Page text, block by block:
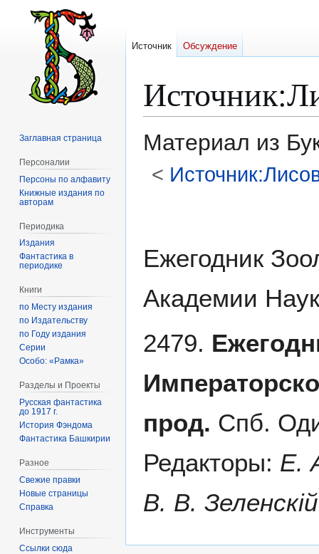
Источник:
Материал из
<
Ежегодник
Академии Наук
2479.
прод. Спб.
Редакторы: Е.
В. В. Зеленскій
Источник Обсуждение
Заглавная страница
Персоналии
Персоны по алфавиту
Книжные издания по
авторам
Периодика
Издания
Фантастика в
периодике
Книги
по Месту издания
по Издательству
по Году издания
Серии
Особо: «Рамка»
Разделы и Проекты
Русская фантастика
до 1917 г.
История Фэндома
Фантастика Башкирии
Разное
Свежие правки
Новые страницы
Справка
Инструменты
Ссылки сюда